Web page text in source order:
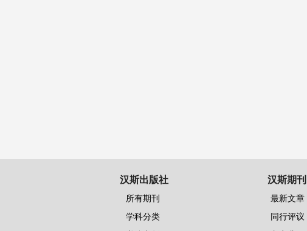
汉斯出版社
所有期刊
学科分类
汉斯期刊
最新文章
同行评议